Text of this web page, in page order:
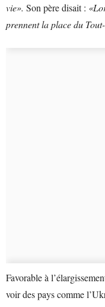
vie». Son père disait :
prennent la place du
Favorable à
voir des pays comme